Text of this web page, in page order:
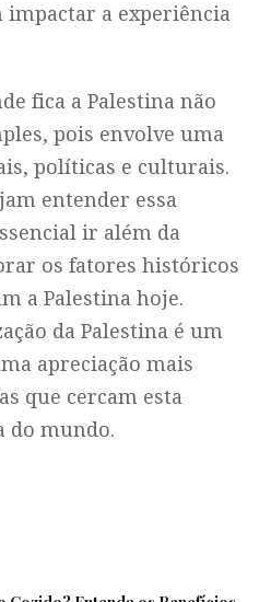
a experiência
fica a Palestina não
pois envolve uma
políticas e culturais.
entender essa
ir além da
os fatores históricos
a Palestina hoje.
da Palestina é um
apreciação mais
que cercam esta
do mundo.